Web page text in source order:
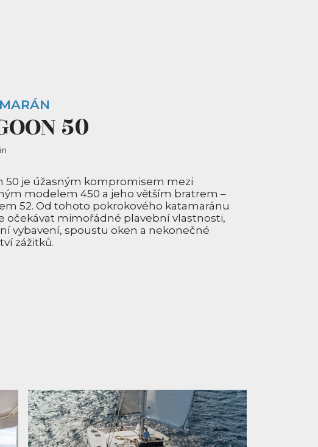
50
50 je úžasným kompromisem mezi
modelem 450 a jeho větším bratrem –
52. Od tohoto pokrokového katamaránu
očekávat mimořádné plavební vlastnosti,
vybavení, spoustu oken a nekonečné
zážitků.